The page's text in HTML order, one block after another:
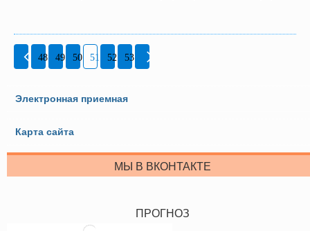
48 49 50 51 52 53
Электронная приемная
Карта сайта
МЫ В ВКОНТАКТЕ
ПРОГНОЗ